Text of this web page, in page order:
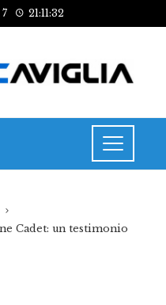
21:11:33
Cadet: un testimonio